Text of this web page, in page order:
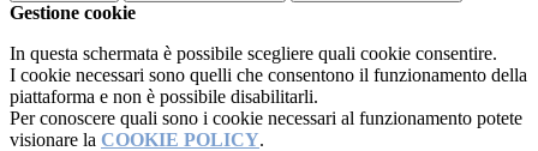
Gestione cookie
In questa schermata è possibile scegliere quali cookie consentire.
I cookie necessari sono quelli che consentono il funzionamento della
piattaforma e non è possibile disabilitarli.
Per conoscere quali sono i cookie necessari al funzionamento potete
visionare la COOKIE POLICY.